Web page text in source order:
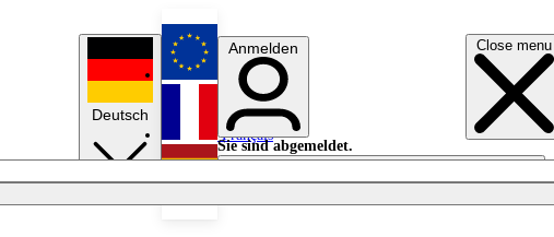
Close menu
Deutsch
English
Français
Anmelden
Sie sind abgemeldet.
Anmelden
Licht aus